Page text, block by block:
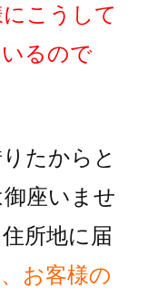
こうして
るので
たからと
座いませ
所地に届
お客様の